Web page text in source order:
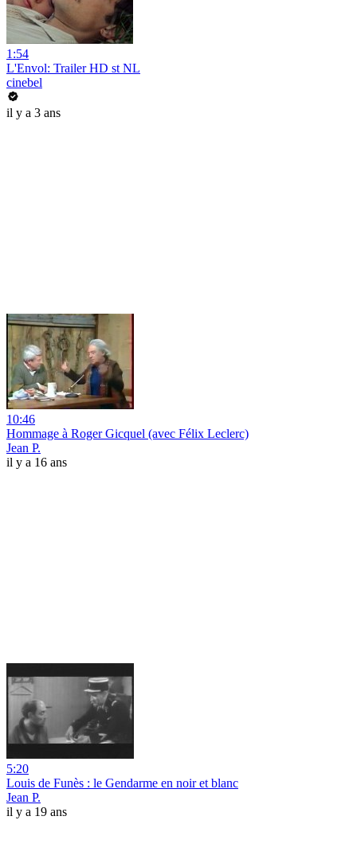
1:54
L'Envol: Trailer HD st NL
cinebel
il y a 3 ans
10:46
Hommage à Roger Gicquel (avec Félix Leclerc)
Jean P.
il y a 16 ans
5:20
Louis de Funès : le Gendarme en noir et blanc
Jean P.
il y a 19 ans